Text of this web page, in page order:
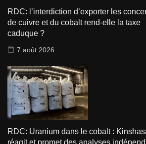
RDC: l’interdiction d’exporter les
de cuivre et du cobalt rend-elle la taxe
caduque ?
7 août 2026
RDC: Uranium dans le cobalt :
réagit et promet des analyses